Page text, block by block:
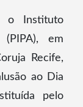
o Instituto
em
Recife,
ao Dia
pelo